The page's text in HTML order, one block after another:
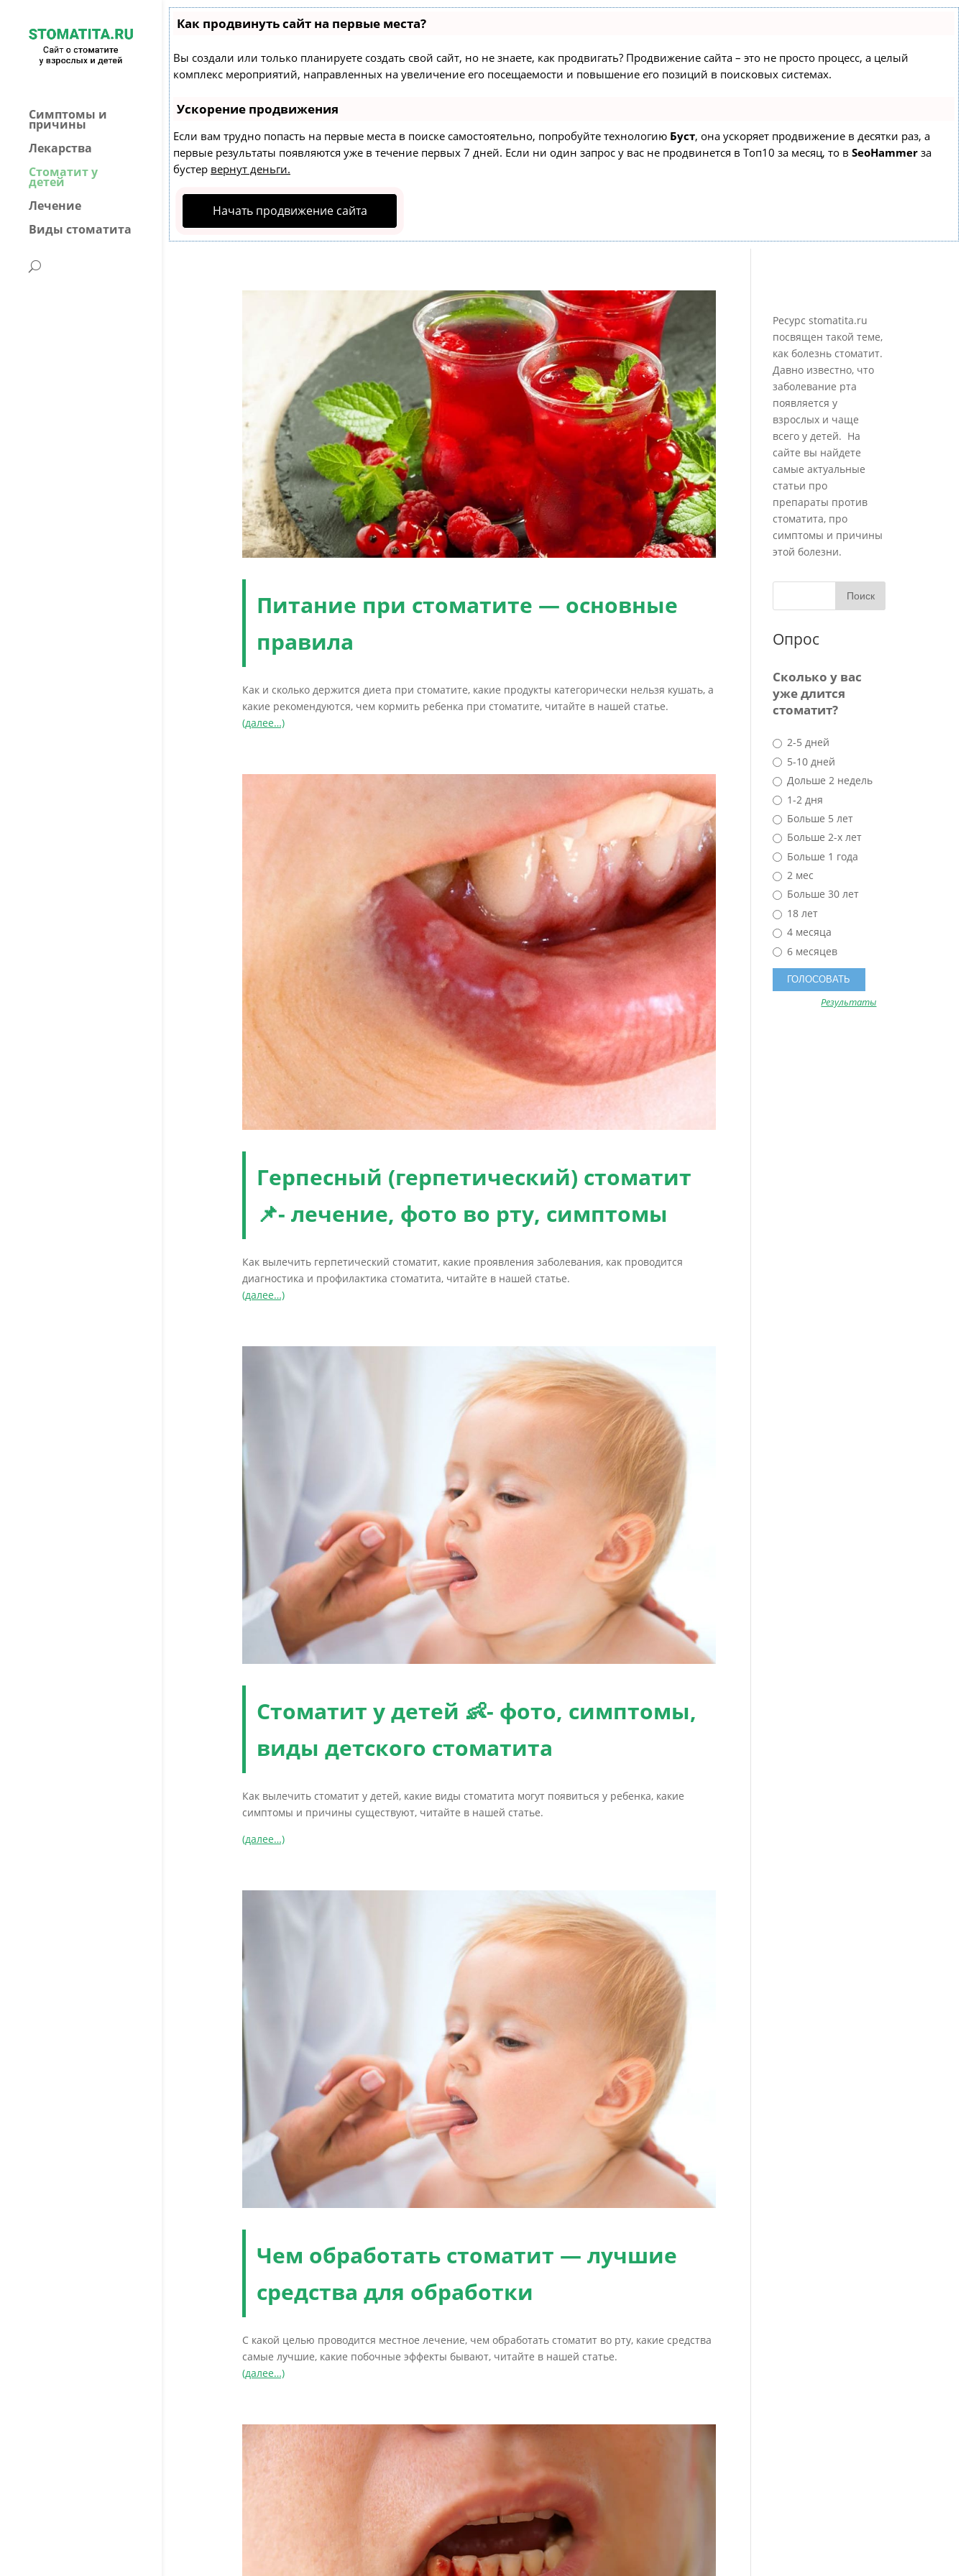
Симптомы и
причины
Лекарства
Стоматит у
детей
Лечение
Виды стоматита
Как продвинуть сайт на первые места?
Вы создали или только планируете создать свой сайт, но не знаете, как продвигать? Продвижение сайта – это не просто процесс, а целый
комплекс мероприятий, направленных на увеличение его посещаемости и повышение его позиций в поисковых системах.
Ускорение продвижения
Если вам трудно попасть на первые места в поиске самостоятельно, попробуйте технологию Буст, она ускоряет продвижение в десятки раз, а
первые результаты появляются уже в течение первых 7 дней. Если ни один запрос у вас не продвинется в Топ10 за месяц, то в SeoHammer за
бустер вернут деньги.
Начать продвижение сайта
Питание при стоматите — основные
правила
Как и сколько держится диета при стоматите, какие продукты категорически нельзя кушать, а
какие рекомендуются, чем кормить ребенка при стоматите, читайте в нашей статье.
(далее…)
Герпесный (герпетический) стоматит
📌- лечение, фото во рту, симптомы
Как вылечить герпетический стоматит, какие проявления заболевания, как проводится
диагностика и профилактика стоматита, читайте в нашей статье.
(далее…)
Стоматит у детей 👶- фото, симптомы,
виды детского стоматита
Как вылечить стоматит у детей, какие виды стоматита могут появиться у ребенка, какие
симптомы и причины существуют, читайте в нашей статье.
(далее…)
Чем обработать стоматит — лучшие
средства для обработки
С какой целью проводится местное лечение, чем обработать стоматит во рту, какие средства
самые лучшие, какие побочные эффекты бывают, читайте в нашей статье.
(далее…)
Ресурс stomatita.ru
посвящен такой теме,
как болезнь стоматит.
Давно известно, что
заболевание рта
появляется у
взрослых и чаще
всего у детей. На
сайте вы найдете
самые актуальные
статьи про
препараты против
стоматита, про
симптомы и причины
этой болезни.
Опрос
Сколько у вас
уже длится
стоматит?
2-5 дней
5-10 дней
Дольше 2 недель
1-2 дня
Больше 5 лет
Больше 2-х лет
Больше 1 года
2 мес
Больше 30 лет
18 лет
4 месяца
6 месяцев
Результаты